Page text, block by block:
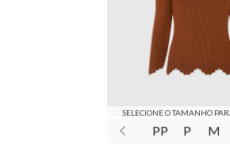
SELECIONE O TAMANHO
PP P M